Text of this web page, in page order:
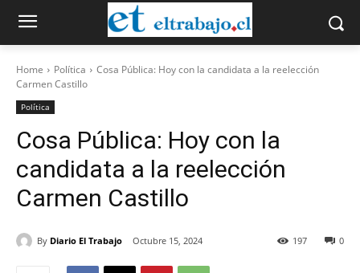
Home Política
Cosa Pública: Hoy con la candidata a la reelección
Carmen Castillo
Política
Cosa Pública: Hoy con la
candidata a la reelección
Carmen Castillo
By Diario El Trabajo Octubre 15, 2024 0
197